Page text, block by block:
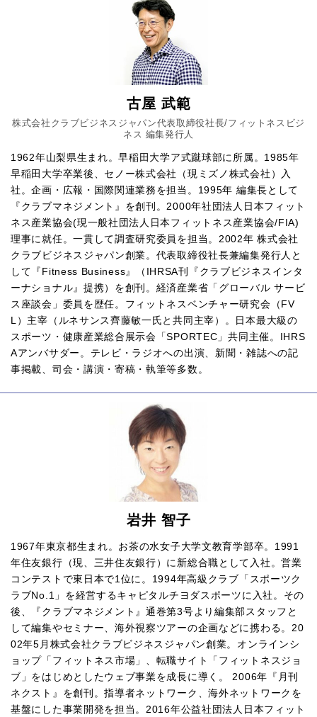
古屋 武範
株式会社クラブビジネスジャパン代表取締役社長/フィットネスビジ
ネス 編集発行人
1962年山梨県生まれ。早稲田大学ア式蹴球部に所属。1985年
早稲田大学卒業後、セノー株式会社（現ミズノ株式会社）入
社。企画・広報・国際関連業務を担当。1995年 編集長として
『クラブマネジメント』を創刊。2000年社団法人日本フィット
ネス産業協会(現一般社団法人日本フィットネス産業協会/FIA)
理事に就任。一貫して調査研究委員を担当。2002年 株式会社
クラブビジネスジャパン創業。代表取締役社長兼編集発行人と
して『Fitness Business』（IHRSA刊『クラブビジネスインタ
ーナショナル』提携）を創刊。経済産業省「グローバル サービ
ス座談会」委員を歴任。フィットネスベンチャー研究会（FV
L）主宰（ルネサンス齊藤敏一氏と共同主宰）。日本最大級の
スポーツ・健康産業総合展示会「SPORTEC」共同主催。IHRS
Aアンバサダー。テレビ・ラジオへの出演、新聞・雑誌への記
事掲載、司会・講演・寄稿・執筆等多数。
岩井 智子
1967年東京都生まれ。お茶の水女子大学文教育学部卒。1991
年住友銀行（現、三井住友銀行）に新総合職として入社。営業
コンテストで東日本で1位に。1994年高級クラブ「スポーツク
ラブNo.1」を経営するキャピタルチヨダスポーツに入社。その
後、『クラブマネジメント』通巻第3号より編集部スタッフと
して編集やセミナー、海外視察ツアーの企画などに携わる。20
02年5月株式会社クラブビジネスジャパン創業。オンラインシ
ョップ「フィットネス市場」、転職サイト「フィットネスジョ
ブ」をはじめとしたウェブ事業を成長に導く。 2006年『月刊
ネクスト』を創刊。指導者ネットワーク、海外ネットワークを
基盤にした事業開発を担当。2016年公益社団法人日本フィット